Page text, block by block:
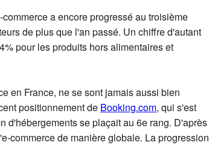
a encore progressé au troisième
de plus que l'an passé. Un chiffre d'autant
pour les produits hors alimentaires et
en France, ne se sont jamais aussi bien
positionnement de Booking.com, qui s'est
d'hébergements se plaçait au 6e rang. D'après
commerce de manière globale. La progression